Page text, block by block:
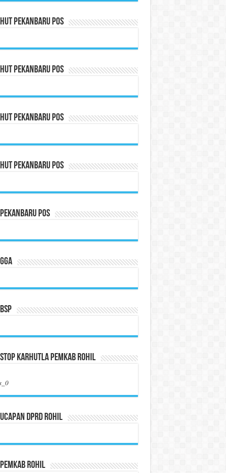
Pekanbaru Pos
Pekanbaru Pos
Pekanbaru Pos
Pekanbaru Pos
Pos
Karhutla Pemkab Rohil
DPRD Rohil
Rohil